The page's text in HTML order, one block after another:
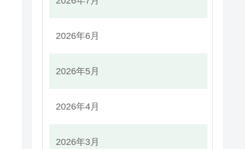
2026年6月
2026年5月
2026年4月
2026年3月